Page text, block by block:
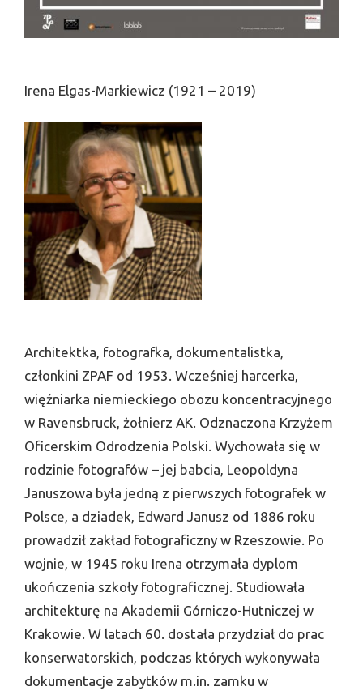
Irena Elgas-Markiewicz (1921 – 2019)
Architektka, fotografka, dokumentalistka,
członkini ZPAF od 1953. Wcześniej harcerka,
więźniarka niemieckiego obozu koncentracyjnego
w Ravensbruck, żołnierz AK. Odznaczona Krzyżem
Oficerskim Odrodzenia Polski. Wychowała się w
rodzinie fotografów – jej babcia, Leopoldyna
Januszowa była jedną z pierwszych fotografek w
Polsce, a dziadek, Edward Janusz od 1886 roku
prowadził zakład fotograficzny w Rzeszowie. Po
wojnie, w 1945 roku Irena otrzymała dyplom
ukończenia szkoły fotograficznej. Studiowała
architekturę na Akademii Górniczo-Hutniczej w
Krakowie. W latach 60. dostała przydział do prac
konserwatorskich, podczas których wykonywała
dokumentacje zabytków m.in. zamku w